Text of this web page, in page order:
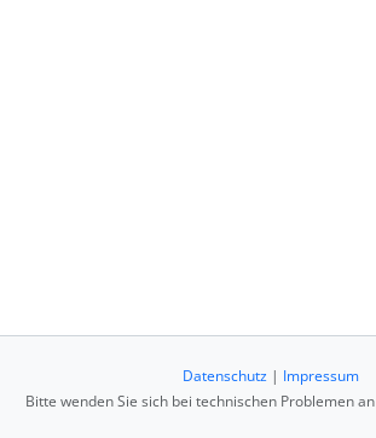
Datenschutz | Impressum
Bitte wenden Sie sich bei technischen Problemen an